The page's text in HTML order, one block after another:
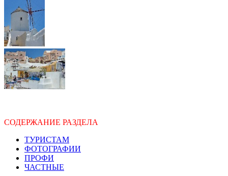
СОДЕРЖАНИЕ РАЗДЕЛА
ТУРИСТАМ
ФОТОГРАФИИ
ПРОФИ
ЧАСТНЫЕ